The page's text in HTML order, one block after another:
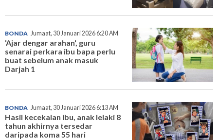
BONDA Jumaat, 30 Januari 2026 6:20 AM
'Ajar dengar arahan', guru
senarai perkara ibu bapa perlu
buat sebelum anak masuk
Darjah 1
BONDA Jumaat, 30 Januari 2026 6:13 AM
Hasil kecekalan ibu, anak lelaki 8
tahun akhirnya tersedar
daripada koma 55 hari